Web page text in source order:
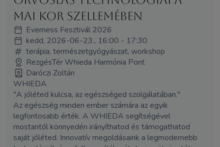
mai kor szellemében
Everness Fesztivál 2026
kedd, 2026-06-23., 16:00 - 17:30
terápia, természetgyógyászat, workshop
RezgésTér Whieda Harmónia Pont
Daróczi Zoltán
WHIEDA
"A jóléted kulcsa, az egészséged szolgálatában."
Az egészség minden ember számára az egyik
legfontosabb érték. A WHIEDA segítségével
mostantól könnyedén irányíthatod és támogathatod
saját jóléted. Innovatív megoldásaink a legmodernebb